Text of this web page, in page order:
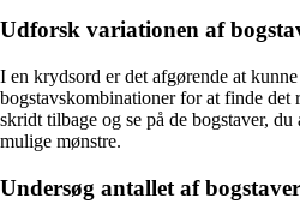
Udforsk variationen af
I en krydsord er det afgørende at
bogstavskombinationer for at finde det
skridt tilbage og se på de bogstaver,
mulige mønstre.
Undersøg antallet af bogstaver